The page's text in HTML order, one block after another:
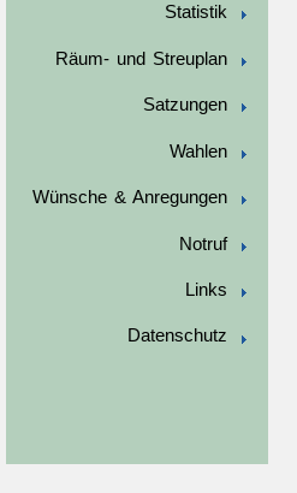
Statistik
Räum- und Streuplan
Satzungen
Wahlen
Wünsche & Anregungen
Notruf
Links
Datenschutz